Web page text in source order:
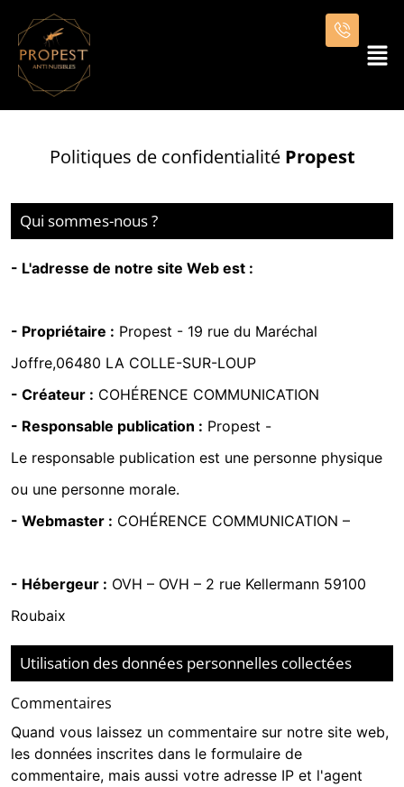
Politiques de confidentialité Propest
Qui sommes-nous ?
- L'adresse de notre site Web est :
- Propriétaire : Propest - 19 rue du Maréchal
Joffre,06480 LA COLLE-SUR-LOUP
- Créateur : COHÉRENCE COMMUNICATION
- Responsable publication : Propest -
Le responsable publication est une personne physique
ou une personne morale.
- Webmaster : COHÉRENCE COMMUNICATION –
- Hébergeur : OVH – OVH – 2 rue Kellermann 59100
Roubaix
Utilisation des données personnelles collectées
Commentaires
Quand vous laissez un commentaire sur notre site web,
les données inscrites dans le formulaire de
commentaire, mais aussi votre adresse IP et l'agent